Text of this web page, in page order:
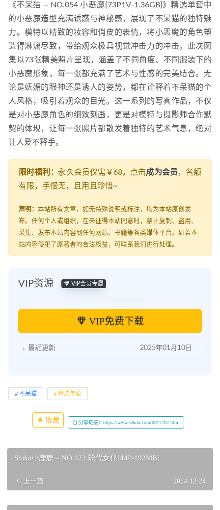
《不呆猫 – NO.054 小恶魔[73P1V-1.36GB]》精选单套中
的小恶魔造型充满诱惑与神秘感，展现了不呆猫的独特魅
力。模特以精致的妆容和俏皮的表情，将小恶魔的角色塑
造得淋漓尽致，带给观众极具视觉冲击力的冲击。此次图
集以73张精美照片呈现，涵盖了不同角度、不同服装下的
小恶魔形象，每一张都充满了艺术与性感的完美结合。无
论是妩媚的眼神还是诱人的姿势，都在诠释着不呆猫的个
人风格，吸引着观众的目光。这一系列的写真作品，不仅
是对小恶魔角色的细致刻画，更是对模特与摄影师合作默
契的体现，让每一张照片都散发着独特的艺术气息，绝对
让人爱不释手。
限时福利： 永久会员仅需￥68，点击成为会员，名额
有限，手慢无，且用且珍惜~
声明： 本站所有文章，如无特殊说明或标注，均为本站原创发
布。任何个人或组织，在未征得本站同意时，禁止复制、盗用、
采集、发布本站内容到任何网站、书籍等各类媒体平台。如若本
站内容侵犯了原著者的合法权益，可联系我们进行处理。
VIP资源 VIP会员专属
VIP免费下载
最近更新 2025年01月10日
不呆猫 精选单套
收藏 分享链接：https://www.sekiki.com/0017702.html
Shika小鹿鹿 – NO.123 能代女仆[44P-192MB]
上一篇 2024-12-24